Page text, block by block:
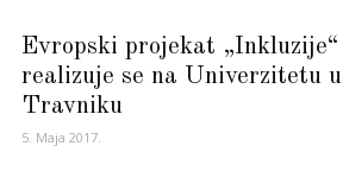
Evropski projekat „Inkluzije“
realizuje se na Univerzitetu u
Travniku
5. Maja 2017.